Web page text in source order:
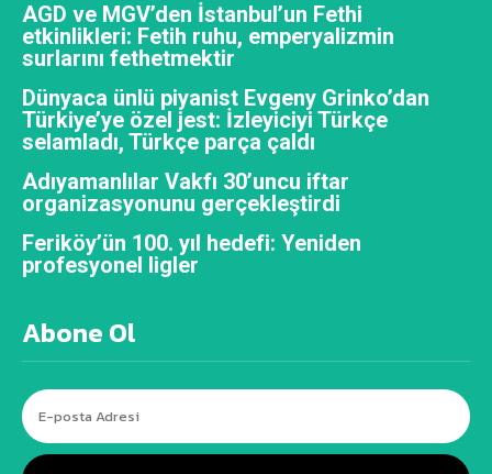
AGD ve MGV’den İstanbul’un Fethi
etkinlikleri: Fetih ruhu, emperyalizmin
surlarını fethetmektir
Dünyaca ünlü piyanist Evgeny Grinko’dan
Türkiye’ye özel jest: İzleyiciyi Türkçe
selamladı, Türkçe parça çaldı
Adıyamanlılar Vakfı 30’uncu iftar
organizasyonunu gerçekleştirdi
Feriköy’ün 100. yıl hedefi: Yeniden
profesyonel ligler
Abone Ol